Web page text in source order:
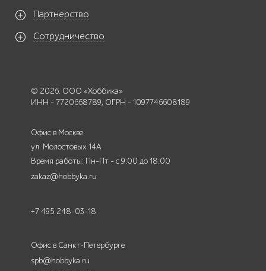
Партнерство
Сотрудничество
© 2026. ООО «Хоббика»
ИНН - 7720668789, ОГРН - 1097746608189
Офис в Москве
ул. Молостовых 14А
Время работы: Пн-Пт - с 9:00 до 18:00
zakaz@hobbyka.ru
+7 495 248-03-18
Офис в Санкт-Петербурге
spb@hobbyka.ru